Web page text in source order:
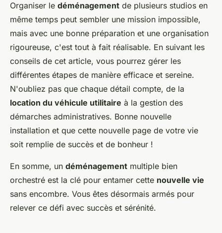
Organiser le déménagement de plusieurs studios en
même temps peut sembler une mission impossible,
mais avec une bonne préparation et une organisation
rigoureuse, c'est tout à fait réalisable. En suivant les
conseils de cet article, vous pourrez gérer les
différentes étapes de manière efficace et sereine.
N'oubliez pas que chaque détail compte, de la
location du véhicule utilitaire à la gestion des
démarches administratives. Bonne nouvelle
installation et que cette nouvelle page de votre vie
soit remplie de succès et de bonheur !
En somme, un déménagement multiple bien
orchestré est la clé pour entamer cette nouvelle vie
sans encombre. Vous êtes désormais armés pour
relever ce défi avec succès et sérénité.